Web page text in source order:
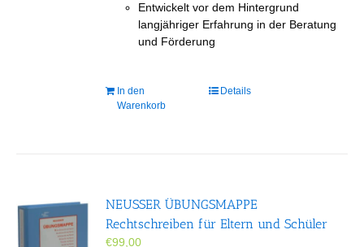
Entwickelt vor dem Hintergrund
langjähriger Erfahrung in der Beratung
und Förderung
In den
Warenkorb
Details
NEUSSER ÜBUNGS­MAPPE
Rechtschreiben für Eltern und Schüler
€99,00